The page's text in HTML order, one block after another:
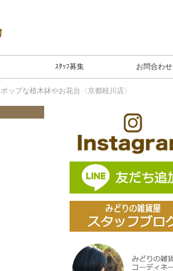
ｽﾀｯﾌ募集 お問合わせ
ポップな植木鉢やお花台〈京都桂川店〉